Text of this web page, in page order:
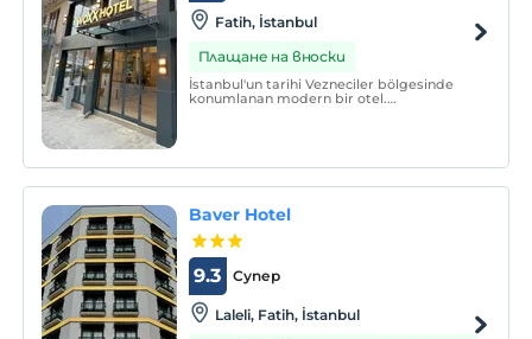
Fatih, İstanbul
Плащане на вноски
İstanbul'un tarihi Vezneciler bölgesinde
konumlanan modern bir otel.
Baver Hotel
Супер
9.3
Laleli, Fatih, İstanbul